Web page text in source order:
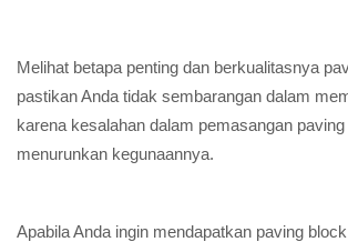
Melihat betapa penting dan berkualitasnya
pastikan Anda tidak sembarangan dalam
karena kesalahan dalam pemasangan
menurunkan kegunaannya.
Apabila Anda ingin mendapatkan paving